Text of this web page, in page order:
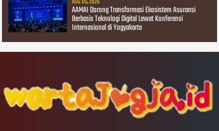
AAMAI Dorong Transformasi Ekosistem Asuransi
Berbasis Teknologi Digital Lewat Konferensi
Internasional di Yogyakarta